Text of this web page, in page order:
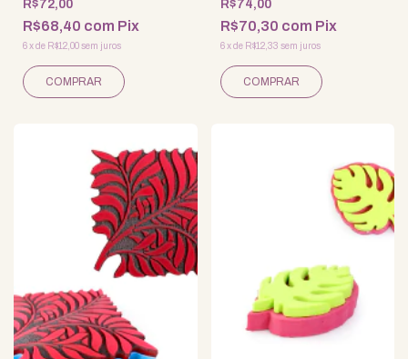
R$72,00
R$68,40 com Pix
6xde R$12,00sem juros
R$74,00
R$70,30 com Pix
6 xde R$12,33 sem juros